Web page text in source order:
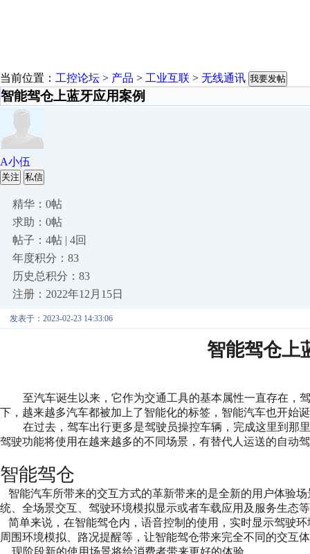
当前位置： 工控论坛 > 产品 > 工业互联 > 无线通讯 我要发帖
智能驾仓上蓝牙应用案例
A小伍
关注 私信
精华：0帖
求助：0帖
帖子：4帖 | 4回
年度积分：83
历史总积分：83
注册：2022年12月15日
发表于：2023-02-23 14:33:06
智能驾仓上
至汽车诞生以来，它作为交通工具的基本属性一直存在，
下，越来越多汽车都被加上了智能化的标签，智能汽车也开始
在过去，驾车出行更多是驾驶员操控车辆，完成这里到那
驾驶功能将使用在越来越多的不同场景，有替代人运送的自动
智能驾仓
智能汽车所带来的交互方式的革新带来的是全新的用户体验
统、全场景交互、驾驶环境模拟显示或者车载应用及服务生态
简单来说，在智能驾仓内，语音控制的使用，实时显示驾驶
周围环境模拟、路况提醒等，让智能驾仓带来完全不同的交互
现阶段新的使用场景将给消费者带来更好的体验。